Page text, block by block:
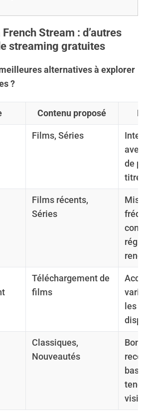
Stream : d’autres
streaming gratuites
alternatives à explorer
?
Contenu proposé
Films, Séries
avec
de
Films récents,
Séries
Téléchargement de
films
les
Classiques,
Nouveautés